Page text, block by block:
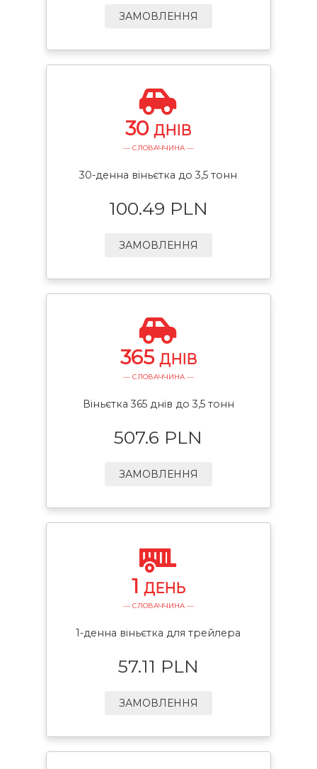
ЗАМОВЛЕННЯ
30ДНІВ
— СЛОВАЧЧИНА —
30-денна віньєтка до 3,5 тонн
100.49 PLN
ЗАМОВЛЕННЯ
365 ДНІВ
— СЛОВАЧЧИНА —
Віньєтка 365 днів до 3,5 тонн
507.6 PLN
ЗАМОВЛЕННЯ
1 ДЕНЬ
— СЛОВАЧЧИНА —
1-денна віньєтка для трейлера
57.11 PLN
ЗАМОВЛЕННЯ